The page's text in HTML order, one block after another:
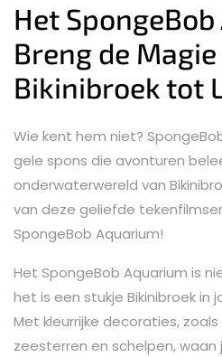
Het
Breng de
Bikinibroek tot
Wie kent hem niet?
gele spons die avonturen
onderwaterwereld van
van deze geliefde
SpongeBob Aquarium!
Het SpongeBob Aquarium is
het is een stukje Bikinibroek in
Met kleurrijke decoraties,
zeesterren en schelpen,